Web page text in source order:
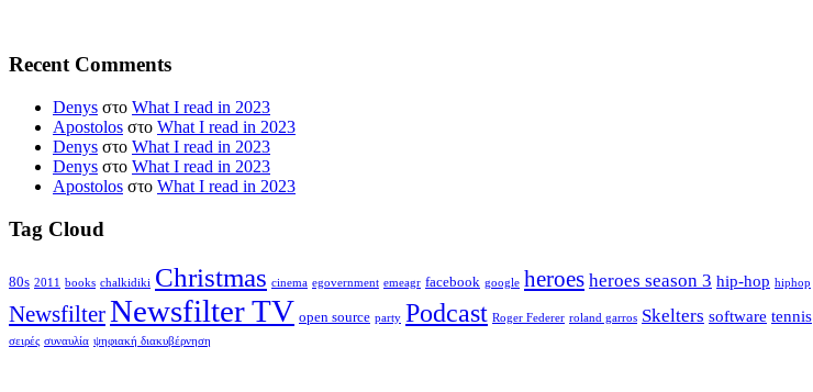
Recent Comments
Denys στο What I read in 2023
Apostolos στο What I read in 2023
Denys στο What I read in 2023
Denys στο What I read in 2023
Apostolos στο What I read in 2023
Tag Cloud
80s 2011 books chalkidiki Christmas cinema egovernment emeagr facebook google heroes heroes season 3 hip-hop hiphop
NewsfilterNewsfilter TV open source party Podcast Roger Federer roland garros Skelters software tennis
σειρές συναυλία ψηφιακή διακυβέρνηση